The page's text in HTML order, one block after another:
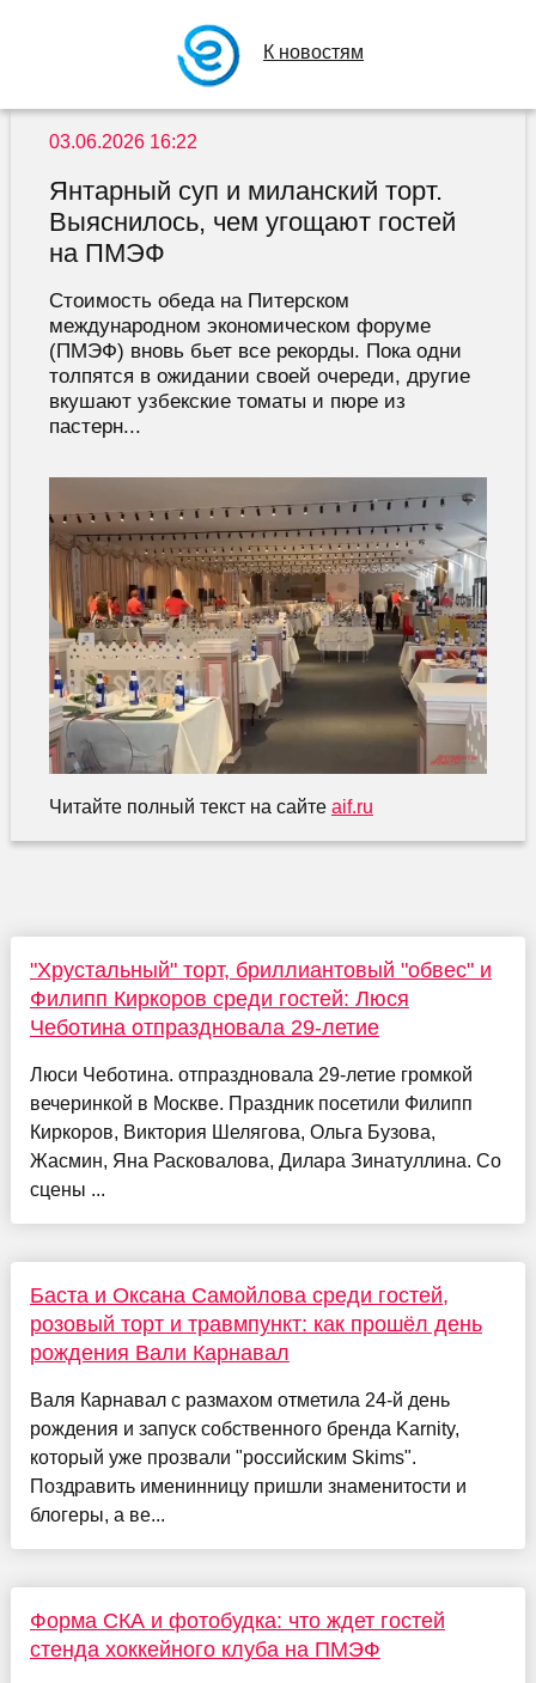
К новостям
03.06.2026 16:22
Янтарный суп и миланский торт.
Выяснилось, чем угощают гостей
на ПМЭФ
Стоимость обеда на Питерском
международном экономическом форуме
(ПМЭФ) вновь бьет все рекорды. Пока одни
толпятся в ожидании своей очереди, другие
вкушают узбекские томаты и пюре из
пастерн...
Читайте полный текст на сайте aif.ru
"Хрустальный" торт, бриллиантовый "обвес" и
Филипп Киркоров среди гостей: Люся
Чеботина отпраздновала 29-летие
Люси Чеботина. отпраздновала 29-летие громкой
вечеринкой в Москве. Праздник посетили Филипп
Киркоров, Виктория Шелягова, Ольга Бузова,
Жасмин, Яна Расковалова, Дилара Зинатуллина. Со
сцены ...
Баста и Оксана Самойлова среди гостей,
розовый торт и травмпункт: как прошёл день
рождения Вали Карнавал
Валя Карнавал с размахом отметила 24-й день
рождения и запуск собственного бренда Karnity,
который уже прозвали "российским Skims".
Поздравить именинницу пришли знаменитости и
блогеры, а ве...
Форма СКА и фотобудка: что ждет гостей
стенда хоккейного клуба на ПМЭФ